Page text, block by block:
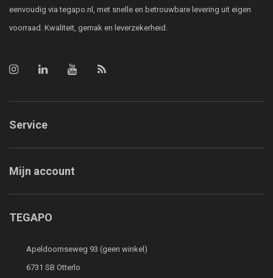
eenvoudig via tegapo.nl, met snelle en betrouwbare levering uit eigen
voorraad. Kwaliteit, gemak en leverzekerheid.
Service
Mijn account
TEGAPO
Apeldoornseweg 93 (geen winkel)
6731 SB Otterlo